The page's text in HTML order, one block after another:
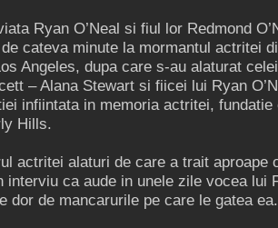
Ryan O’Neal si fiul lor Redmond
cateva minute la mormantul actritei
Angeles, dupa care s-au alaturat
– Alana Stewart si fiicei lui Ryan
infiintata in memoria actritei,
Hills.
actritei alaturi de care a trait aproape
interviu ca aude in unele zile vocea lui
dor de mancarurile pe care le gatea ea.